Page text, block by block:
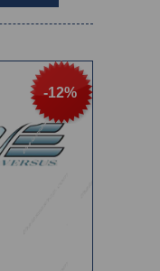
-12%